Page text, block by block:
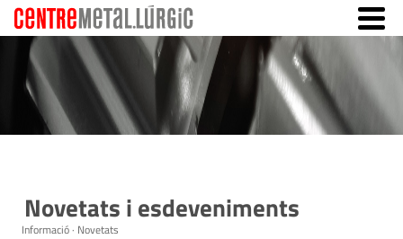
Novetats i esdeveniments
Informació · Novetats